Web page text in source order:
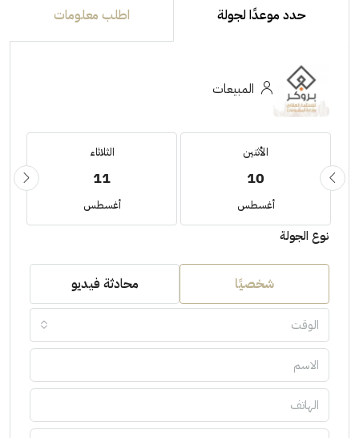
حدد موعدًا لجولة اطلب معلومات
المبيعات
الأثنين
10
أغسطس
الثلاثاء
11
أغسطس
نوع الجولة
شخصيًا محادثة فيديو
الوقت